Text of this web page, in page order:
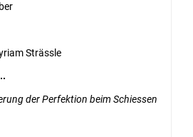
Strässle
der Perfektion beim Schiessen